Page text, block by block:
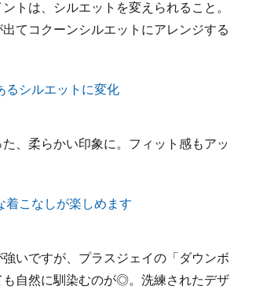
トは、シルエットを変えられること。
てコクーンシルエットにアレンジする
、柔らかい印象に。フィット感もアッ
いですが、プラスジェイの「ダウンボ
も自然に馴染むのが◎。洗練されたデザ